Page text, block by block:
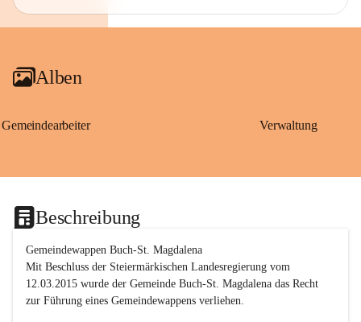
Alben
Gemeindearbeiter Verwaltung
Beschreibung
Gemeindewappen Buch-St. Magdalena
Mit Beschluss der Steiermärkischen Landesregierung vom
12.03.2015 wurde der Gemeinde Buch-St. Magdalena das Recht
zur Führung eines Gemeindewappens verliehen.